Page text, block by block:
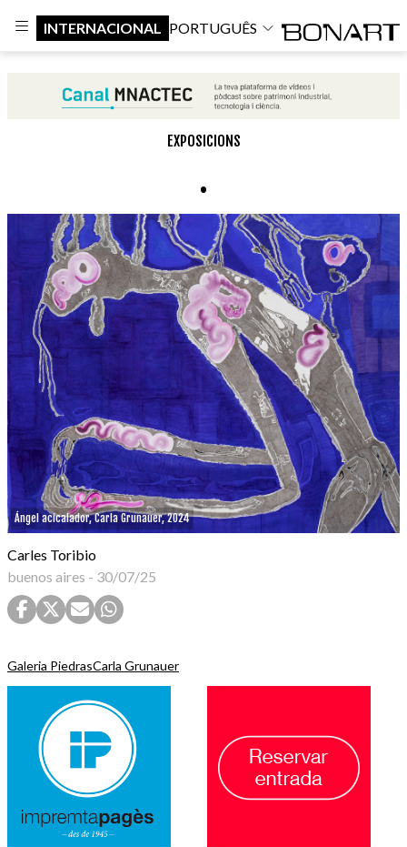
INTERNACIONAL PORTUGUÊS
EXPOSICIONS
.
Ángel acicalador, Carla Grunauer, 2024
Carles Toribio
buenos aires - 30/07/25
Galeria PiedrasCarla Grunauer